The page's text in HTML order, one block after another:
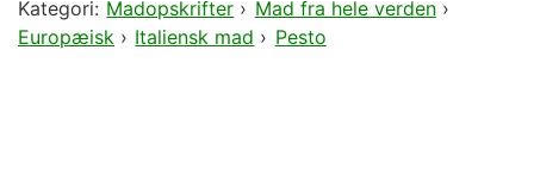
Kategori: Madopskrifter › Mad fra hele verden›
Europæisk › Italiensk mad › Pesto